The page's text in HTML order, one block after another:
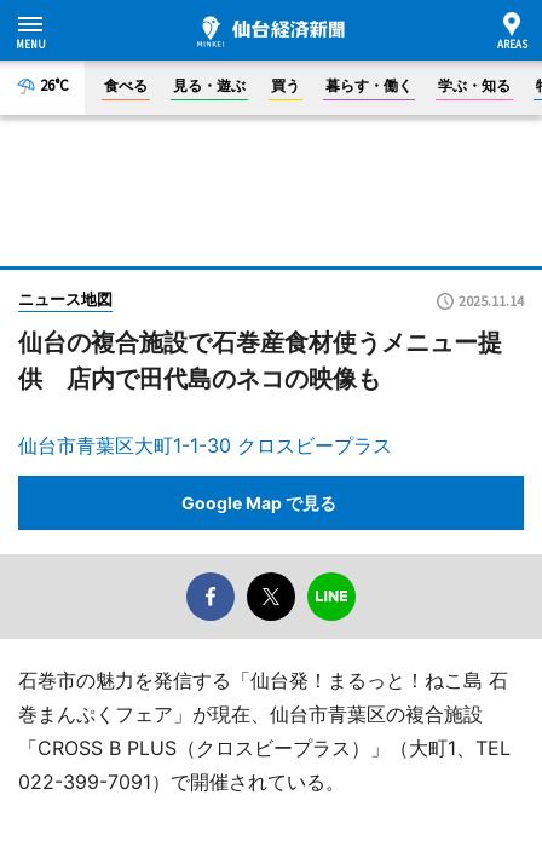
26°C 食べる 見る・遊ぶ 買う 暮らす・働く 学ぶ・知る
ニュース地図 2025.11.14
仙台の複合施設で石巻産食材使うメニュー提
供 店内で田代島のネコの映像も
仙台市青葉区大町1-1-30 クロスビープラス
Google Map で見る
石巻市の魅力を発信する「仙台発！まるっと！ねこ島 石
巻まんぷくフェア」が現在、仙台市青葉区の複合施設
「CROSS B PLUS（クロスビープラス）」（大町1、TEL
022-399-7091）で開催されている。